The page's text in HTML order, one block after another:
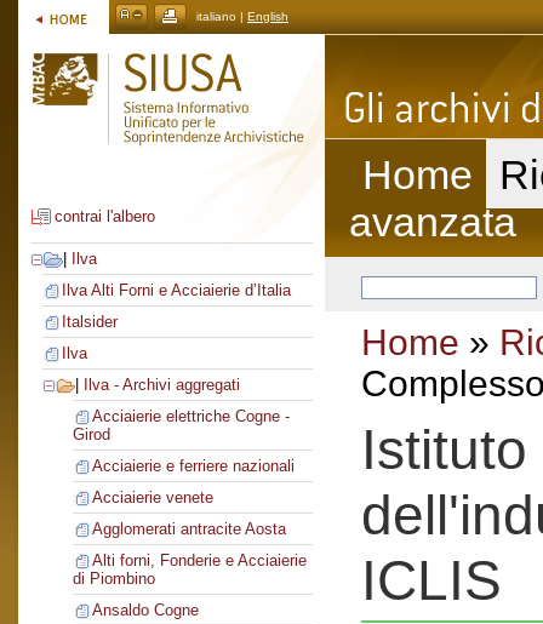
italiano | English
contrai l'albero
Ilva
Ilva Alti Forni e Acciaierie d’Italia
Italsider
Ilva
Ilva - Archivi aggregati
Acciaierie elettriche Cogne -
Girod
Acciaierie e ferriere nazionali
Acciaierie venete
Agglomerati antracite Aosta
Alti forni, Fonderie e Acciaierie
di Piombino
Ansaldo Cogne
Home
avanzata
Home »
ICLIS